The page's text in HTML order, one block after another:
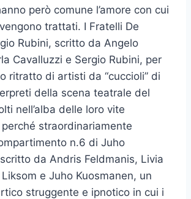
però comune l’amore con cui
trattati. I Fratelli De
Rubini, scritto da Angelo
Cavalluzzi e Sergio Rubini, per
ritratto di artisti da “cuccioli” di
della scena teatrale del
nell’alba delle loro vite
straordinariamente
n.6 di Juho
da Andris Feldmanis, Livia
e Juho Kuosmanen, un
struggente e ipnotico in cui i